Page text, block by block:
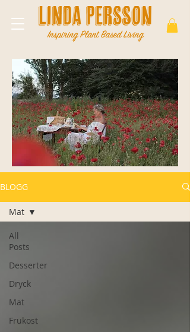
BLOGG
All
Posts
Desserter
Dryck
Mat
Frukost
Mat